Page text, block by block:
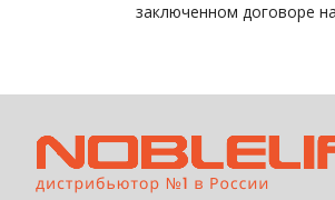
заключенном договоре